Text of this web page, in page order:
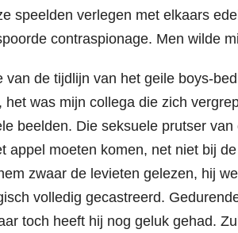
speelden verlegen met elkaars
contraspionage. Men wilde
van de tijdlijn van het geile boys-
het was mijn collega die zich
beelden. Die seksuele prutser van
appel moeten komen, net niet bij de
zwaar de levieten gelezen, hij
volledig gecastreerd.
toch heeft hij nog geluk gehad.